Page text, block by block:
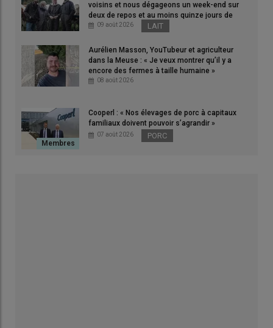
voisins et nous dégageons un week-end sur
deux de repos et au moins quinze jours de
vacances par an » dans les Côtes-d’Armor
09 août 2026 LAIT
Aurélien Masson, YouTubeur et agriculteur
dans la Meuse : « Je veux montrer qu’il y a
encore des fermes à taille humaine »
08 août 2026
Cooperl : « Nos élevages de porc à capitaux
familiaux doivent pouvoir s’agrandir »
07 août 2026 PORC